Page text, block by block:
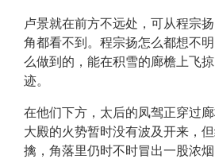
卢景就在前方不远处，可从程宗
角都看不到。程宗扬怎么都想不
么做到的，能在积雪的廊檐上飞
迹。
在他们下方，太后的凤驾正穿过廊
大殿的火势暂时没有波及开来，
擒，角落里仍时不时冒出一股浓